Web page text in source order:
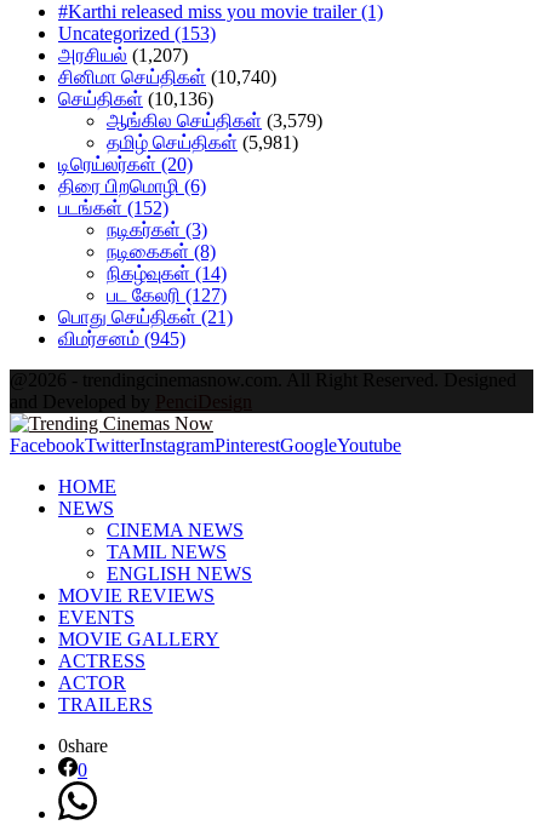
#Karthi released miss you movie trailer(1)
Uncategorized (153)
அரசியல் (1,207)
சினிமா செய்திகள் (10,740)
செய்திகள் (10,136)
ஆங்கில செய்திகள் (3,579)
தமிழ் செய்திகள் (5,981)
டிரெய்லர்கள் (20)
திரை பிறமொழி (6)
படங்கள் (152)
நடிகர்கள் (3)
நடிகைகள் (8)
நிகழ்வுகள் (14)
பட கேலரி (127)
பொது செய்திகள் (21)
விமர்சனம் (945)
@2026 - trendingcinemasnow.com. All Right Reserved. Designed
and Developed by PenciDesign
FacebookTwitterInstagramPinterestGoogleYoutube
HOME
NEWS
CINEMA NEWS
TAMIL NEWS
ENGLISH NEWS
MOVIE REVIEWS
EVENTS
MOVIE GALLERY
ACTRESS
ACTOR
TRAILERS
0share
0